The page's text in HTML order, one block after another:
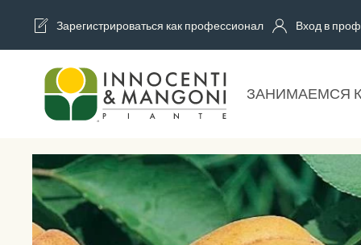
Skip to main content
Зарегистрироваться как профессионал Вход в
ЗАНИМАЕМСЯ